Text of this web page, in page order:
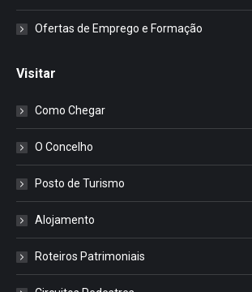
Ofertas de Emprego e Formação
Visitar
Como Chegar
O Concelho
Posto de Turismo
Alojamento
Roteiros Patrimoniais